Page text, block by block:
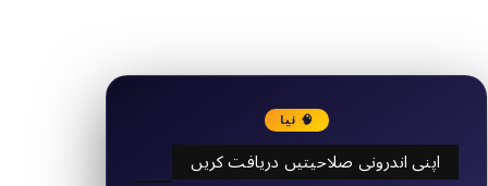
🧠 نیا
اپنی اندرونی صلاحیتیں دریافت کریں